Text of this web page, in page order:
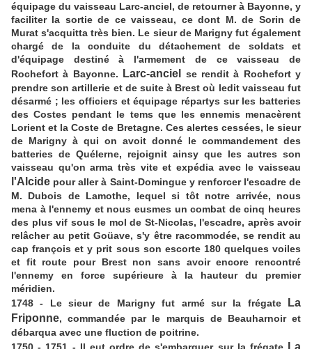
équipage du vaisseau Larc-anciel, de retourner à Bayonne, y
faciliter la sortie de ce vaisseau, ce dont M. de Sorin de
Murat s'acquitta très bien. Le sieur de Marigny fut également
chargé de la conduite du détachement de soldats et
d'équipage destiné à l'armement de ce vaisseau de
Rochefort à Bayonne. Larc-anciel
se rendit à Rochefort y
prendre son artillerie et de suite à Brest où ledit vaisseau fut
désarmé ; les officiers et équipage répartys sur les batteries
des Costes pendant le tems que les ennemis menacèrent
Lorient et la Coste de Bretagne. Ces alertes cessées, le sieur
de Marigny à qui on avoit donné le commandement des
batteries de Quélerne, rejoignit ainsy que les autres son
vaisseau qu'on arma très vite et expédia avec le vaisseau
l'Alcide pour aller à Saint-Domingue y renforcer l'escadre de
M. Dubois de Lamothe, lequel si tôt notre arrivée, nous
mena à l'ennemy et nous eusmes un combat de cinq heures
des plus vif sous le mol de St-Nicolas, l'escadre, après avoir
relâcher au petit Goüave, s'y être racommodée, se rendit au
cap françois et y prit sous son escorte 180 quelques voiles
et fit route pour Brest non sans avoir encore rencontré
l'ennemy en force supérieure à la hauteur du premier
méridien.
1748 - Le sieur de Marigny fut armé sur la frégate
La
Friponne, commandée par le marquis de Beauharnoir et
débarqua avec une fluction de poitrine.